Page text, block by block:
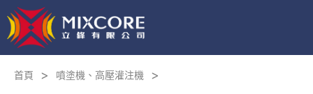
首頁 > 噴塗機、高壓灌注機 >